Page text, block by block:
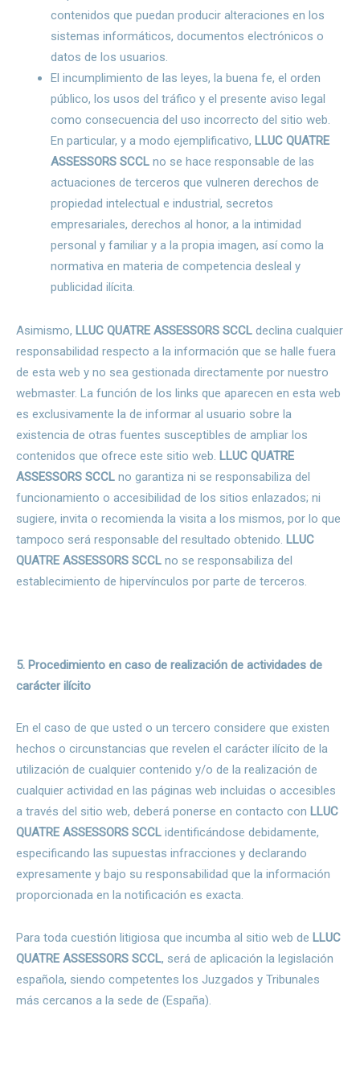
contenidos que puedan producir alteraciones en los
sistemas informáticos, documentos electrónicos o
datos de los usuarios.
El incumplimiento de las leyes, la buena fe, el orden
público, los usos del tráfico y el presente aviso legal
como consecuencia del uso incorrecto del sitio web.
En particular, y a modo ejemplificativo, LLUC QUATRE
ASSESSORS SCCLno se hace responsable de las
actuaciones de terceros que vulneren derechos de
propiedad intelectual e industrial, secretos
empresariales, derechos al honor, a la intimidad
personal y familiar y a la propia imagen, así como la
normativa en materia de competencia desleal y
publicidad ilícita.
Asimismo, LLUC QUATRE ASSESSORS SCCL declina cualquier
responsabilidad respecto a la información que se halle fuera
de esta web y no sea gestionada directamente por nuestro
webmaster. La función de los links que aparecen en esta web
es exclusivamente la de informar al usuario sobre la
existencia de otras fuentes susceptibles de ampliar los
contenidos que ofrece este sitio web. LLUC QUATRE
ASSESSORS SCCL no garantiza ni se responsabiliza del
funcionamiento o accesibilidad de los sitios enlazados; ni
sugiere, invita o recomienda la visita a los mismos, por lo que
tampoco será responsable del resultado obtenido. LLUC
QUATRE ASSESSORS SCCL no se responsabiliza del
establecimiento de hipervínculos por parte de terceros.
5. Procedimiento en caso de realización de actividades de
carácter ilícito
En el caso de que usted o un tercero considere que existen
hechos o circunstancias que revelen el carácter ilícito de la
utilización de cualquier contenido y/o de la realización de
cualquier actividad en las páginas web incluidas o accesibles
a través del sitio web, deberá ponerse en contacto con LLUC
QUATRE ASSESSORS SCCL identificándose debidamente,
especificando las supuestas infracciones y declarando
expresamente y bajo su responsabilidad que la información
proporcionada en la notificación es exacta.
Para toda cuestión litigiosa que incumba al sitio web de LLUC
QUATRE ASSESSORS SCCL, será de aplicación la legislación
española, siendo competentes los Juzgados y Tribunales
más cercanos a la sede de (España).